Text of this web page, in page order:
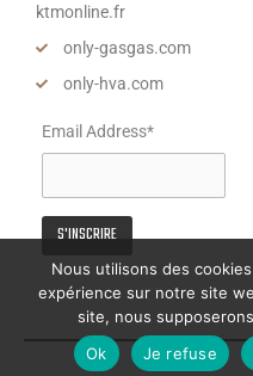
ktmonline.fr
only-gasgas.com
only-hva.com
Email Address*
Nous utilisons des
expérience sur notre site
site, nous
Ok
Je refuse